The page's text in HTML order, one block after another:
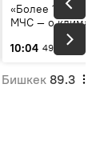
«Более 1200 сёл в
МЧС — о климате,
системе
населения
10:04 49 мин
Бишкек 89.3